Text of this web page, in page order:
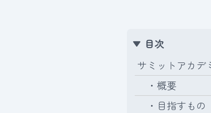
目次
サミットアカデ
・概要
・目指すもの